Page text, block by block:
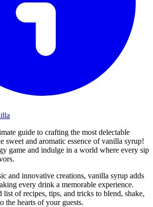
guide to crafting the most delectable
sweet and aromatic essence of vanilla syrup!
game and indulge in a world where every sip
and innovative creations, vanilla syrup adds
every drink a memorable experience.
of recipes, tips, and tricks to blend, shake,
the hearts of your guests.